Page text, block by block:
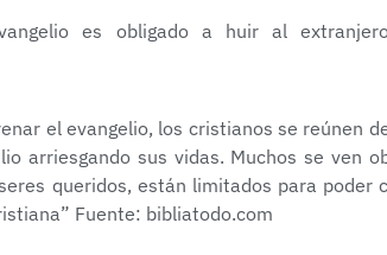
es obligado a huir al
el evangelio, los cristianos se reúnen
arriesgando sus vidas. Muchos se ven
queridos, están limitados para poder
Fuente: bibliatodo.com